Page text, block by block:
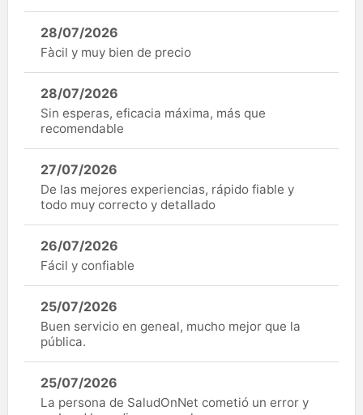
28/07/2026
Fàcil y muy bien de precio
28/07/2026
Sin esperas, eficacia máxima, más que
recomendable
27/07/2026
De las mejores experiencias, rápido fiable y
todo muy correcto y detallado
26/07/2026
Fácil y confiable
25/07/2026
Buen servicio en geneal, mucho mejor que la
pública.
25/07/2026
La persona de SaludOnNet cometió un error y